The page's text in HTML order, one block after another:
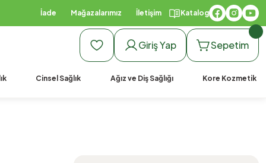
İade Mağazalarımız İletişim Katalog
Giriş Yap Sepetim
Cinsel Sağlık Ağız ve Diş Sağlığı Kore Kozmetik